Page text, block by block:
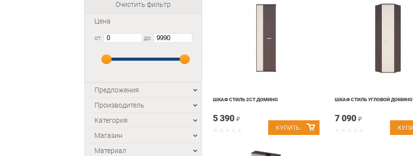
Очистить фильтр
Цена
от: до:
Предложения
Производитель
Категория
Магазин
Материал
ШКАФ СТИЛЬ 2СТ ДОМИНО
5 390 ₽
ШКАФ СТИЛЬ УГЛОВОЙ ДОМИНО
7 090 ₽